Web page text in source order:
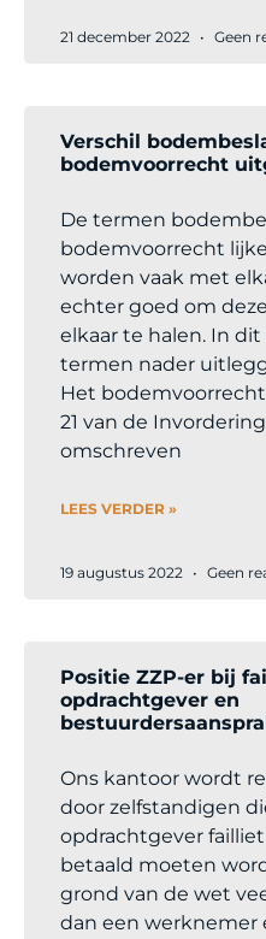
21 december 2022 Geen
Verschil
bodemvoorrecht
De termen
bodemvoorrecht
worden vaak met
echter goed om
elkaar te halen. In dit
termen nader
Het
21 van de
omschreven
LEES VERDER »
19 augustus 2022 Geen
Positie ZZP-er bij
opdrachtgever en
Ons kantoor wordt
door zelfstandigen
opdrachtgever
betaald moeten
grond van de wet
dan een werknemer